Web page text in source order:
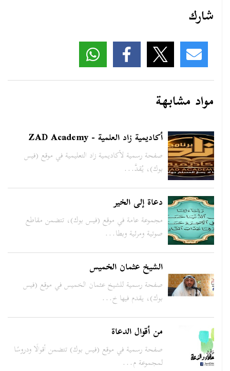
شارك
مواد مشابهة
أكاديمية زاد العلمية - ZAD Academy
صفحة رسمية لأكاديمية زاد التعليمية في موقع (فيس
بوك)، يُقدَّ...
دعاة إلى الخير
مجموعة عامة في موقع (فيس بوك)، تتضمن مقاطع
صوتية ومرئية وبطا...
الشيخ عثمان الخميس
صفحة رسمية للشيخ عثمان الخميس في موقع (فيس
بوك)، يقدم فيها خ...
من أقوال الدعاة
صفحة رسمية في موقع (فيس بوك) تتضمن أقوالًا ودروسًا
لمجموعة م...